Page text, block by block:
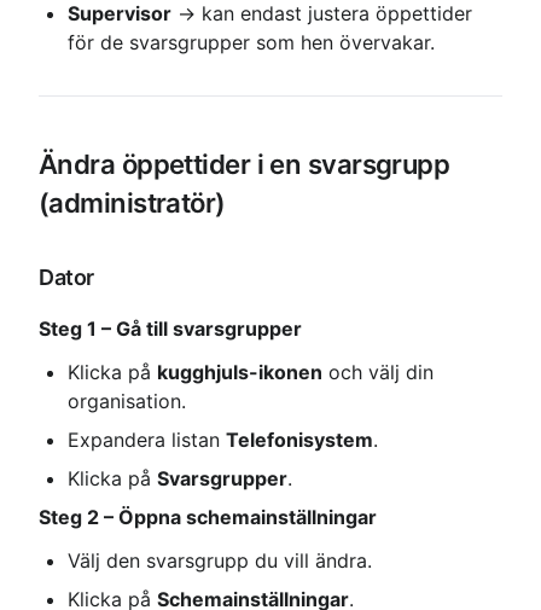
Supervisor → kan endast justera öppettider
för de svarsgrupper som hen övervakar.
Ändra öppettider i en svarsgrupp
(administratör)
Dator
Steg 1 – Gå till svarsgrupper
Klicka på kugghjuls-ikonen och välj din
organisation.
Expandera listan Telefonisystem.
Klicka på Svarsgrupper.
Steg 2 – Öppna schemainställningar
Välj den svarsgrupp du vill ändra.
Klicka på Schemainställningar.